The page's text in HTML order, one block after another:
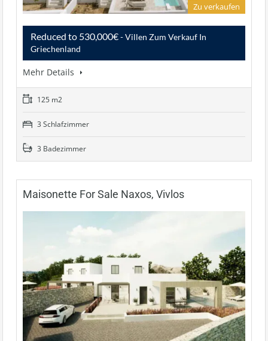
Zu verkaufen
Reduced to 530,000€- Villen Zum Verkauf In
Griechenland
Mehr Details
125 m2
3 Schlafzimmer
3 Badezimmer
Maisonette For Sale Naxos, Vivlos